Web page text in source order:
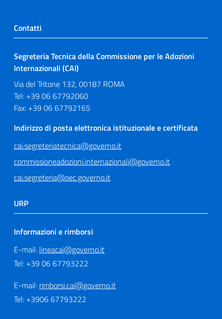
Contatti
Segreteria Tecnica della Commissione per le Adozioni
Internazionali (CAI)
Via del Tritone 132, 00187 ROMA
Tel: +39 06 67792060
Fax: +39 06 67792165
Indirizzo di posta elettronica istituzionale e certificata
cai.segreteriatecnica@governo.it
commissioneadozioni.internazionali@governo.it
cai.segreteria@pec.governo.it
URP
Informazioni e rimborsi
E-mail: lineacai@governo.it
Tel: +39 06 67793222
E-mail: rimborsi.cai@governo.it
Tel: +3906 67793222